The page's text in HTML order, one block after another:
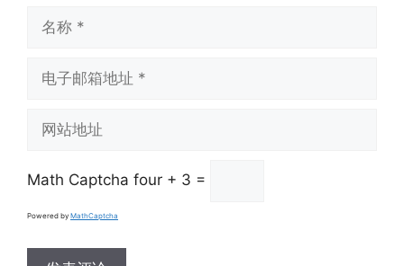
址
址
Math Captcha four + 3 =
Powered by MathCaptcha